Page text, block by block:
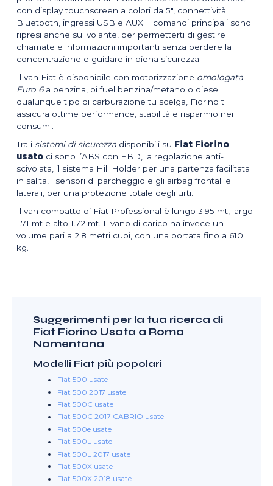
con display touchscreen a colori da 5″, connettività
Bluetooth, ingressi USB e AUX. I comandi principali sono
ripresi anche sul volante, per permetterti di gestire
chiamate e informazioni importanti senza perdere la
concentrazione e guidare in piena sicurezza.
Il van Fiat è disponibile con motorizzazione omologata
Euro 6a benzina, bi fuel benzina/metano o diesel:
qualunque tipo di carburazione tu scelga, Fiorino ti
assicura ottime performance, stabilità e risparmio nei
consumi.
Tra i sistemi di sicurezza disponibili su Fiat Fiorino
usato ci sono l’ABS con EBD, la regolazione anti-
scivolata, il sistema Hill Holder per una partenza facilitata
in salita, i sensori di parcheggio e gli airbag frontali e
laterali, per una protezione totale degli urti.
Il van compatto di Fiat Professional è lungo 3.95 mt, largo
1.71 mt e alto 1.72 mt. Il vano di carico ha invece un
volume pari a 2.8 metri cubi, con una portata fino a 610
kg.
Suggerimenti per la tua ricerca di
Fiat Fiorino Usata a Roma
Nomentana
Modelli Fiat più popolari
Fiat 500 usate
Fiat 500 2017 usate
Fiat 500C usate
Fiat 500C 2017 CABRIO usate
Fiat 500e usate
Fiat 500L usate
Fiat 500L 2017 usate
Fiat 500X usate
Fiat 500X 2018 usate